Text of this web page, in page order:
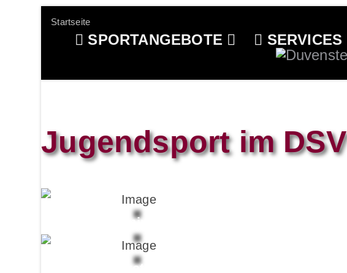
SPORTANGEBOTE SERVICES
Startseite
Jugendsport im DSV
Badminton
Basketball